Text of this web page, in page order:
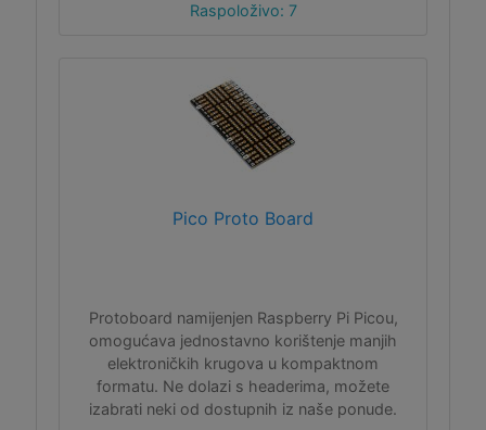
Raspoloživo: 7
Pico Proto Board
Protoboard namijenjen Raspberry Pi Picou,
omogućava jednostavno korištenje manjih
elektroničkih krugova u kompaktnom
formatu. Ne dolazi s headerima, možete
izabrati neki od dostupnih iz naše ponude.